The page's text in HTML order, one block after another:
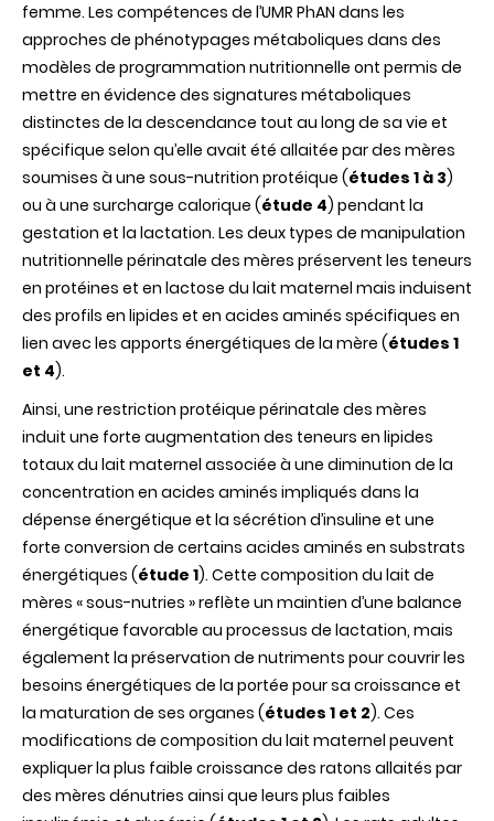
femme. Les compétences de l’UMR PhAN dans les
approches de phénotypages métaboliques dans des
modèles de programmation nutritionnelle ont permis de
mettre en évidence des signatures métaboliques
distinctes de la descendance tout au long de sa vie et
spécifique selon qu’elle avait été allaitée par des mères
soumises à une sous-nutrition protéique (études 1 à 3)
ou à une surcharge calorique (étude 4) pendant la
gestation et la lactation. Les deux types de manipulation
nutritionnelle périnatale des mères préservent les teneurs
en protéines et en lactose du lait maternel mais induisent
des profils en lipides et en acides aminés spécifiques en
lien avec les apports énergétiques de la mère (études 1
et 4).
Ainsi, une restriction protéique périnatale des mères
induit une forte augmentation des teneurs en lipides
totaux du lait maternel associée à une diminution de la
concentration en acides aminés impliqués dans la
dépense énergétique et la sécrétion d’insuline et une
forte conversion de certains acides aminés en substrats
énergétiques (étude 1). Cette composition du lait de
mères « sous-nutries » reflète un maintien d’une balance
énergétique favorable au processus de lactation, mais
également la préservation de nutriments pour couvrir les
besoins énergétiques de la portée pour sa croissance et
la maturation de ses organes (études 1 et 2). Ces
modifications de composition du lait maternel peuvent
expliquer la plus faible croissance des ratons allaités par
des mères dénutries ainsi que leurs plus faibles